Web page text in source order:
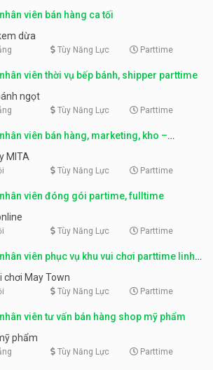
viên bán hàng ca tối
dừa
Tùy Năng Lực Parttime
viên thời vụ bếp bánh, shipper parttime
ngọt
Tùy Năng Lực Parttime
viên bán hàng, marketing, kho –
fulltime
MITA
Tùy Năng Lực Parttime
viên đóng gói partime, fulltime
Tùy Năng Lực Parttime
viên phục vụ khu vui chơi parttime linh
chơi May Town
Tùy Năng Lực Parttime
viên tư vấn bán hàng shop mỹ phẩm
phẩm
Tùy Năng Lực Parttime